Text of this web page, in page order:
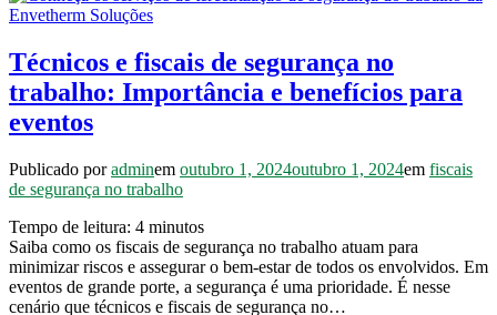
Técnicos e fiscais de segurança no
trabalho: Importância e benefícios para
eventos
Publicado poradminem outubro 1, 2024outubro 1, 2024em fiscais
de segurança no trabalho
Tempo de leitura: 4 minutos
Saiba como os fiscais de segurança no trabalho atuam para
minimizar riscos e assegurar o bem-estar de todos os envolvidos. Em
eventos de grande porte, a segurança é uma prioridade. É nesse
cenário que técnicos e fiscais de segurança no…